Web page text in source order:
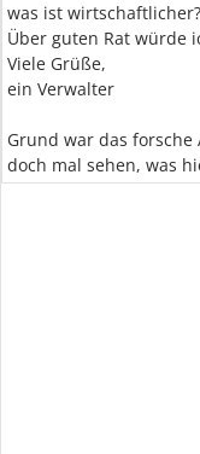
was ist wirtschaftlicher?
Über guten Rat würde
Viele Grüße,
ein Verwalter
Grund war das
doch mal sehen, was